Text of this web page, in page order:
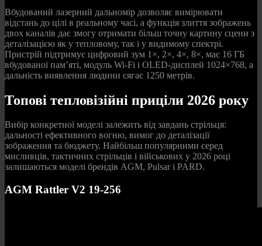
Вбудований лазерний дальномір дозволяє вимірювати
відстань до цілі в реальному часі, а функція злиття зображень
двох каналів дає змогу отримати більш точну картину сцени з
деталізацією як у тепловому, так і у видимому спектрі.
Пристрій підтримує цифровий зум 1×, 2×, 4×, 8×, має 16 ГБ
вбудованої пам’яті, модуль Wi-Fi і OLED-дисплей 1024×768, а
дальність виявлення людини сягає 1250 метрів.
Топові тепловізійні приціли 2026 року
Вибір конкретної моделі залежить від завдань стрільця:
дальності ефективного вогню, вимог до деталізації
зображення та бюджету. Найбільш популярними серед
мисливців, тактичних стрільців і військових у 2026 році
залишаються моделі брендів AGM, Pulsar і PARD.
AGM Rattler V2 19-256